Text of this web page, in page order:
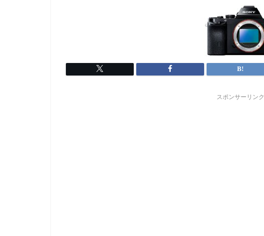
スポンサーリンク